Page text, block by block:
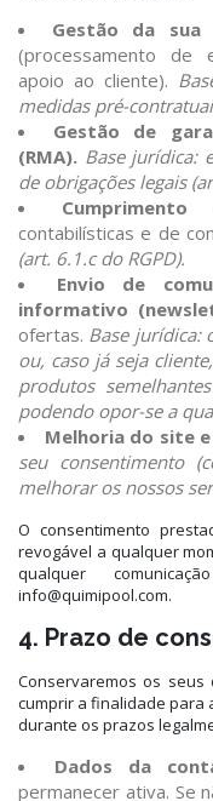
Gestão da
(processamento de
apoio ao cliente).
medidas pré-
Gestão de
(RMA). Base jurídica:
de obrigações legais
contabilísticas e de
(art. 6.1.c do RGPD).
Envio de
informativo
ofertas. Base jurídica:
ou, caso já seja
produtos
podendo opor-se a
Melhoria do site
seu consentimento
melhorar os nossos
O consentimento
revogável a qualquer
qualquer
info@quimipool.com.
4. Prazo de
Conservaremos os
cumprir a finalidade para
durante os prazos
Dados da
permanecer ativa. Se